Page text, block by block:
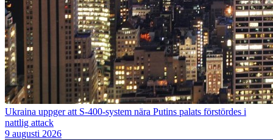
Ukraina uppger att S-400-system nära Putins palats förstördes i
nattlig attack
9 augusti 2026